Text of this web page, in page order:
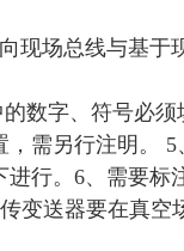
现场总线与基于
数字、符号必
需另行注明。
行。6、需要
变送器要在真